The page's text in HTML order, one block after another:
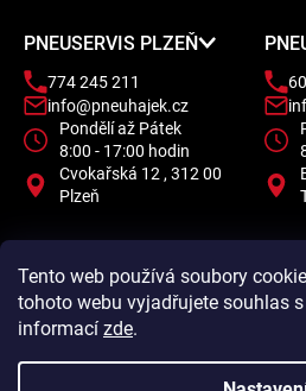
Tento web používá soubory
tohoto webu vyjadřujete souhlas
informací zde.
PNEUSERVIS PLZEŇ
774 245 211
info@pneuhajek.cz
Pondělí až Pátek
8:00 - 17:00 hodin
Cvokařská 12 , 312 00
Plzeň